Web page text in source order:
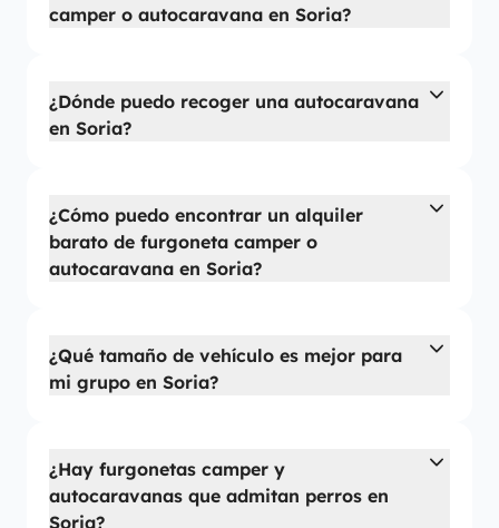
camper o autocaravana en Soria?
¿Dónde puedo recoger una autocaravana
en Soria?
¿Cómo puedo encontrar un alquiler
barato de furgoneta camper o
autocaravana en Soria?
¿Qué tamaño de vehículo es mejor para
mi grupo en Soria?
¿Hay furgonetas camper y
autocaravanas que admitan perros en
Soria?